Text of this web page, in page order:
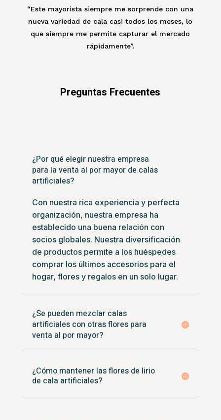
“Este mayorista siempre me sorprende con una
nueva variedad de cala casi todos los meses, lo
que siempre me permite capturar el mercado
rápidamente”.
Preguntas Frecuentes
¿Por qué elegir nuestra empresa
para la venta al por mayor de calas
artificiales?
Con nuestra rica experiencia y perfecta
organización, nuestra empresa ha
establecido una buena relación con
socios globales. Nuestra diversificación
de productos permite a los huéspedes
comprar los últimos accesorios para el
hogar, flores y regalos en un solo lugar.
¿Se pueden mezclar calas
artificiales con otras flores para
venta al por mayor?
¿Cómo mantener las flores de lirio
de cala artificiales?